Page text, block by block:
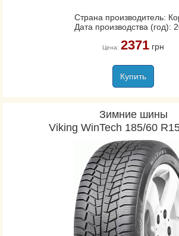
Страна производитель:
Дата производства (год):
Цена: 2371грн
Купить
Зимние шины
Viking WinTech 185/60